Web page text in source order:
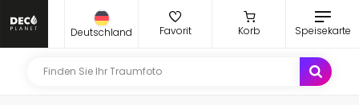
Deutschland Favorit Korb Speisekarte